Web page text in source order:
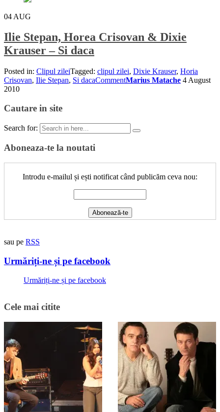
04 AUG
Ilie Stepan, Horea Crisovan & Dixie
Krauser – Si daca
Posted in: Clipul zileiTagged: clipul zilei, Dixie Krauser, Horia
Crisovan, Ilie Stepan, Si dacaCommentMarius Matache 4 August
2010
Cautare in site
Search for:
Aboneaza-te la noutati
Introdu e-mailul și ești notificat când publicăm ceva nou:
sau pe RSS
Urmăriți-ne și pe facebook
Urmăriți-ne și pe facebook
Cele mai citite